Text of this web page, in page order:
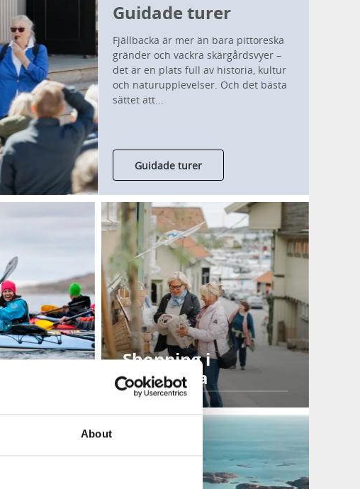
About
Guidade turer
Fjällbacka är mer än bara pittoreska
gränder och vackra skärgårdsvyer –
det är en plats full av historia, kultur
och naturupplevelser. Och det bästa
sättet att...
Guidade turer
Shopping i
Fjällbacka